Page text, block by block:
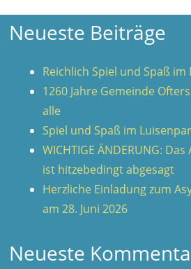
Neueste Beiträge
Reichlich Spiel und Spaß im
1260 Jahre Gemeinde
alle
Spiel und Spaß im
WICHTIGE ÄNDERUNG:
ist hitzebedingt abgesagt
Herzliche Einladung zum
am 28. Juni 2026
Neueste